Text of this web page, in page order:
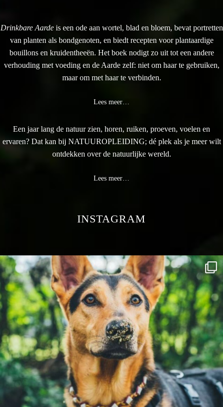
Drinkbare Aarde is een ode aan wortel, blad en bloem, bevat portretten
van planten als bondgenoten, en biedt recepten voor plantaardige
bouillons en kruidentheeën. Het boek nodigt zo uit tot een andere
verhouding met voeding en de Aarde zelf: niet om haar te gebruiken,
maar om met haar te verbinden.
Lees meer…
Een jaar lang de natuur zien, horen, ruiken, proeven, voelen en
ervaren? Dat kan bij NATUUROPLEIDING; dé plek als je meer wilt
ontdekken over de natuurlijke wereld.
Lees meer…
INSTAGRAM